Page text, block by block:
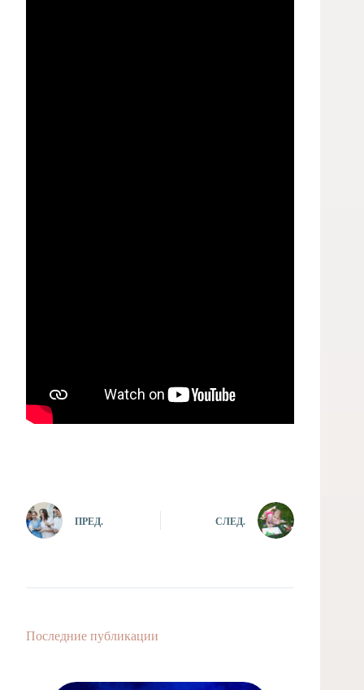
ПРЕД. СЛЕД.
Последние публикации